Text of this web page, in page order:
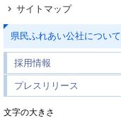
サイトマップ
県民ふれあい公社について
採用情報
プレスリリース
文字の大きさ